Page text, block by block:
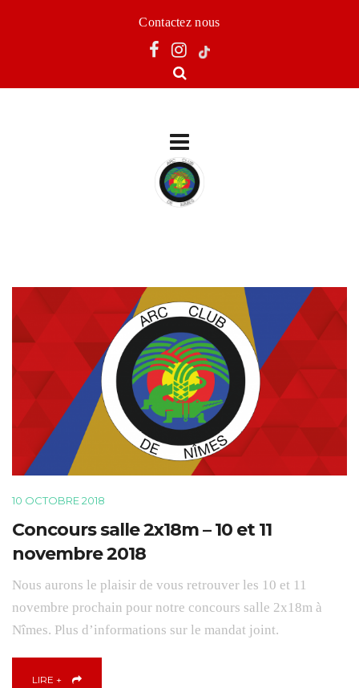
Contactez nous
10 OCTOBRE 2018
Concours salle 2x18m – 10 et 11
novembre 2018
Nous aurons le plaisir de vous retrouver les 10 et 11
novembre prochain pour notre concours salle 2x18m à
Nîmes. Plus d’informations sur le mandat joint.
LIRE +